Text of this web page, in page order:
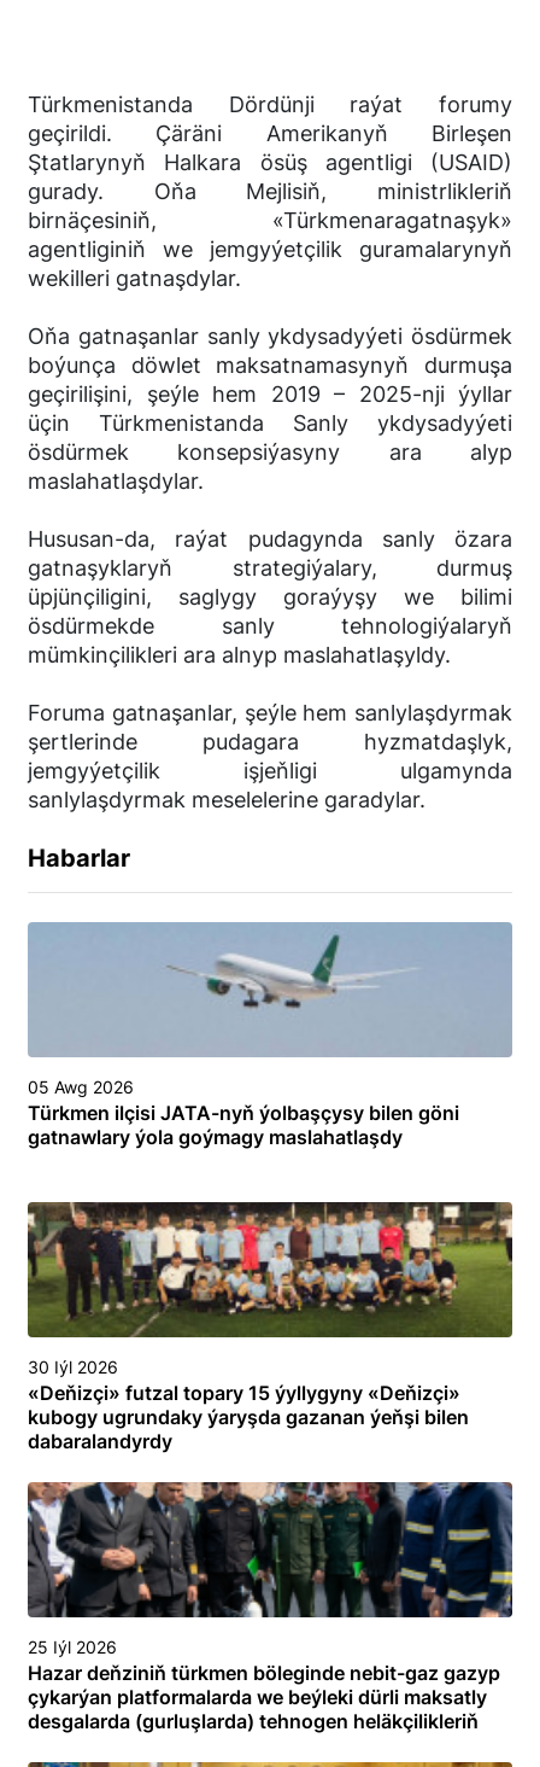
Türkmenistanda Dördünji raýat forumy
geçirildi. Çäräni Amerikanyň Birleşen
Ştatlarynyň Halkara ösüş agentligi (USAID)
gurady. Oňa Mejlisiň, ministrlikleriň
birnäçesiniň, «Türkmenaragatnaşyk»
agentliginiň we jemgyýetçilik guramalarynyň
wekilleri gatnaşdylar.
Oňa gatnaşanlar sanly ykdysadyýeti ösdürmek
boýunça döwlet maksatnamasynyň durmuşa
geçirilişini, şeýle hem 2019 – 2025-nji ýyllar
üçin Türkmenistanda Sanly ykdysadyýeti
ösdürmek konsepsiýasyny ara alyp
maslahatlaşdylar.
Hususan-da, raýat pudagynda sanly özara
gatnaşyklaryň strategiýalary, durmuş
üpjünçiligini, saglygy goraýyşy we bilimi
ösdürmekde sanly tehnologiýalaryň
mümkinçilikleri ara alnyp maslahatlaşyldy.
Foruma gatnaşanlar, şeýle hem sanlylaşdyrmak
şertlerinde pudagara hyzmatdaşlyk,
jemgyýetçilik işjeňligi ulgamynda
sanlylaşdyrmak meselelerine garadylar.
Habarlar
05 Awg 2026
Türkmen ilçisi JATA-nyň ýolbaşçysy bilen göni
gatnawlary ýola goýmagy maslahatlaşdy
30 Iýl 2026
«Deňizçi» futzal topary 15 ýyllygyny «Deňizçi»
kubogy ugrundaky ýaryşda gazanan ýeňşi bilen
dabaralandyrdy
25 Iýl 2026
Hazar deňziniň türkmen böleginde nebit-gaz gazyp
çykarýan platformalarda we beýleki dürli maksatly
desgalarda (gurluşlarda) tehnogen heläkçilikleriň